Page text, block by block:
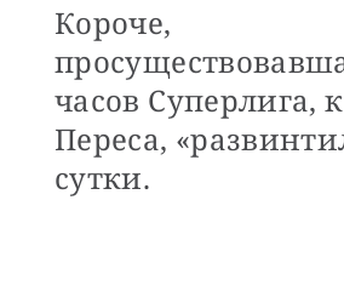
Короче,
часов Суперлига,
Переса,
сутки.